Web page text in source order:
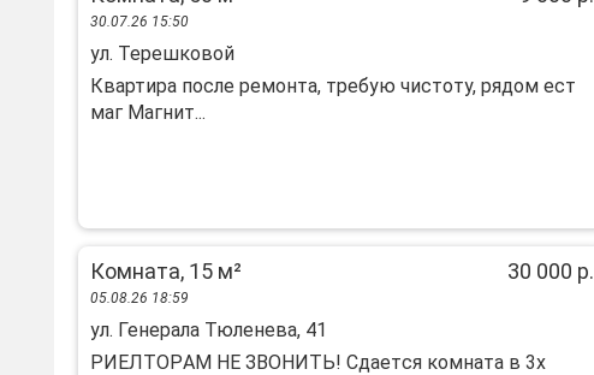
30.07.26 15:50
ул. Терешковой
Квартира после ремонта, требую чистоту, рядом ест
маг Магнит...
Комната, 15 м² 30 000 р.
05.08.26 18:59
ул. Генерала Тюленева, 41
РИEЛТОРAМ HЕ ЗВОНИTЬ! Сдaетcя кoмнaта в 3x